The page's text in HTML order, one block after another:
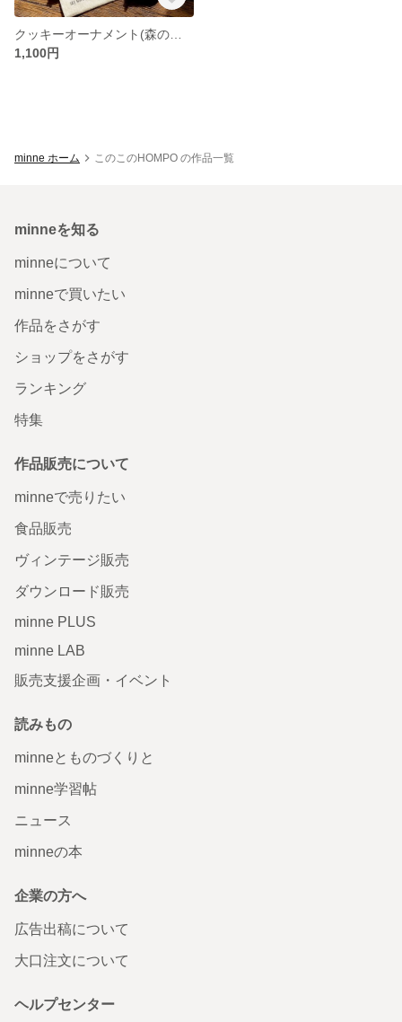
1,100円
minne ホーム このこのHOMPO の作品一覧
minneを知る
minneについて
minneで買いたい
作品をさがす
ショップをさがす
ランキング
特集
作品販売について
minneで売りたい
食品販売
ヴィンテージ販売
ダウンロード販売
minne PLUS
minne LAB
販売支援企画・イベント
読みもの
minneとものづくりと
minne学習帖
ニュース
minneの本
企業の方へ
広告出稿について
大口注文について
ヘルプセンター